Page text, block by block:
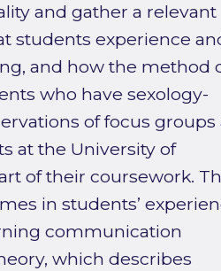
and gather a relevant
students experience
and how the method
who have sexology-
of focus groups
at the University of
of their coursework.
in students’
communication
which describes